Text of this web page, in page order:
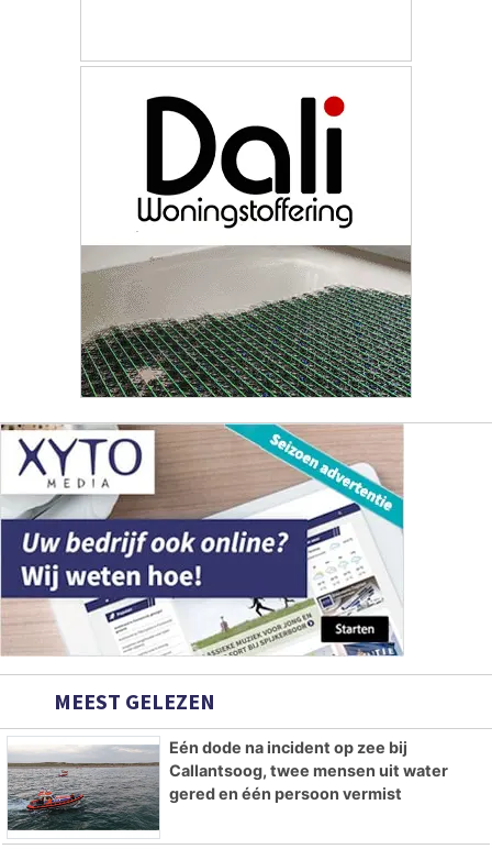
MEEST GELEZEN
Eén dode na incident op zee bij
Callantsoog, twee mensen uit water
gered en één persoon vermist